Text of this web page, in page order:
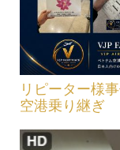
リピーター様
空港乗り継ぎ